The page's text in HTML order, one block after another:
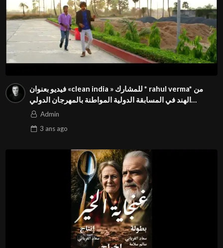
فيديو بعنوان «clean india » للمشارك * rahul verma* من
الهند في المسابقة الدولية المواطنة بالمهرجان الدولي
Season3 FIVS
Admin
3 ansago